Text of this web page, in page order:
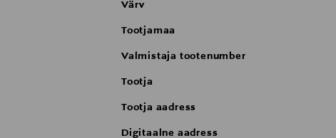
Värv
Tootjamaa
Valmistaja tootenumber
Tootja
Tootja aadress
Digitaalne aadress